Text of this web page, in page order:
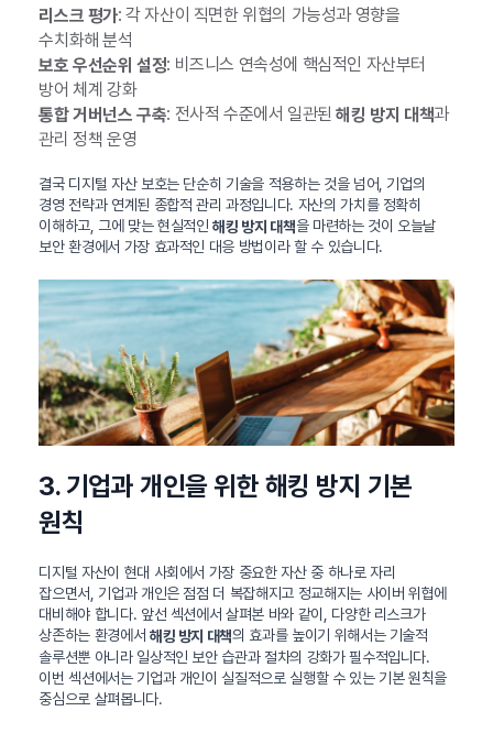
리스크 평가: 각 자산이 직면한 위협의 가능성과 영향을
수치화해 분석
보호 우선순위 설정: 비즈니스 연속성에 핵심적인 자산부터
방어 체계 강화
통합 거버넌스 구축: 전사적 수준에서 일관된해킹 방지 대책과
관리 정책 운영
결국 디지털 자산 보호는 단순히 기술을 적용하는 것을 넘어, 기업의
경영 전략과 연계된 종합적 관리 과정입니다. 자산의 가치를 정확히
이해하고, 그에 맞는 현실적인해킹 방지 대책을 마련하는 것이 오늘날
보안 환경에서 가장 효과적인 대응 방법이라 할 수 있습니다.
3. 기업과 개인을 위한 해킹 방지 기본
원칙
디지털 자산이 현대 사회에서 가장 중요한 자산 중 하나로 자리
잡으면서, 기업과 개인은 점점 더 복잡해지고 정교해지는 사이버 위협에
대비해야 합니다. 앞선 섹션에서 살펴본 바와 같이, 다양한 리스크가
상존하는 환경에서 해킹 방지 대책의 효과를 높이기 위해서는 기술적
솔루션뿐 아니라 일상적인 보안 습관과 절차의 강화가 필수적입니다.
이번 섹션에서는 기업과 개인이 실질적으로 실행할 수 있는 기본 원칙을
중심으로 살펴봅니다.